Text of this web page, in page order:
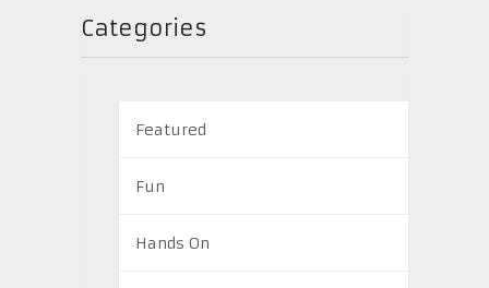
Categories
Featured
Fun
Hands On